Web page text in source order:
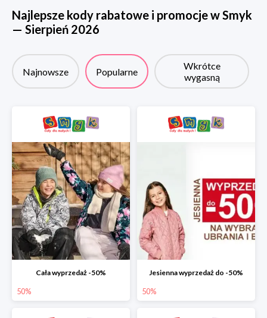
Najlepsze kody rabatowe i promocje wSmyk
— Sierpień 2026
Najnowsze Popularne
Wkrótce
wygasną
Cała wyprzedaż -50%
50%
Jesienna wyprzedaż do -50%
50%